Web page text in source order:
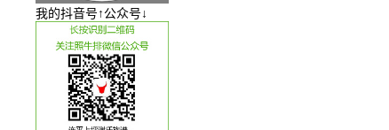
我的抖音号↑公众号↓